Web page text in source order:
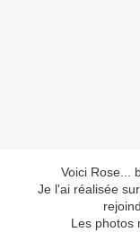
Voici Rose...
Je l'ai réalisée
Les photos